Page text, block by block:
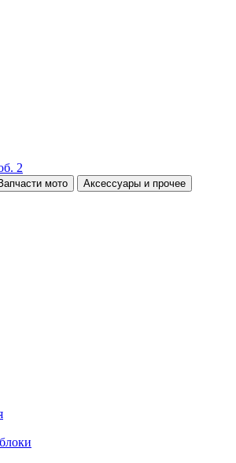
2
мото
Аксессуары и прочее